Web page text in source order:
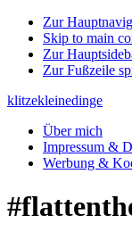
Zur
Skip to main
Zur
Zur Fußzeile
klitzekleinedinge
Über mich
Impressum &
Werbung &